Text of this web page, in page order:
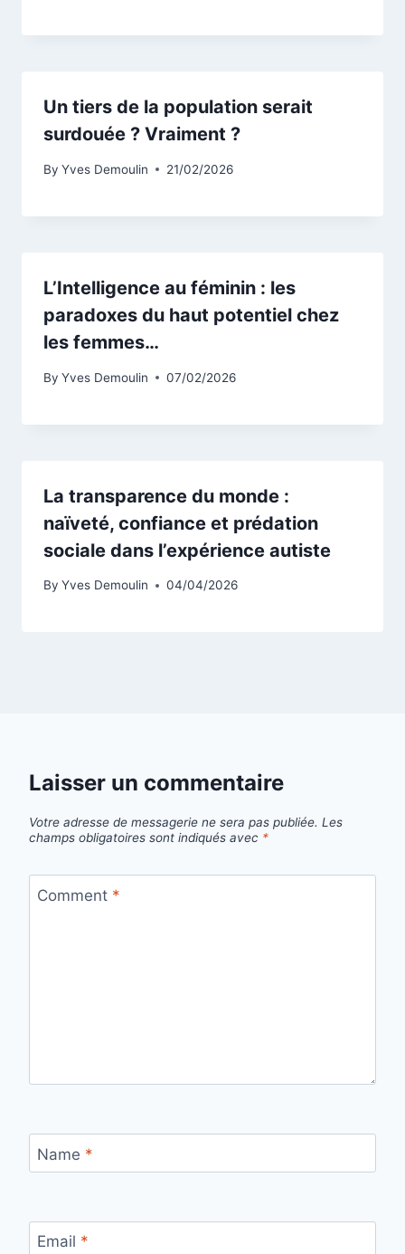
Un tiers de la population serait
surdouée ? Vraiment ?
By Yves Demoulin 21/02/2026
L’Intelligence au féminin : les
paradoxes du haut potentiel chez
les femmes…
By Yves Demoulin 07/02/2026
La transparence du monde :
naïveté, confiance et prédation
sociale dans l’expérience autiste
By Yves Demoulin 04/04/2026
Laisser un commentaire
Votre adresse de messagerie ne sera pas publiée. Les
champs obligatoires sont indiqués avec *
Comment *
Name *
Email *